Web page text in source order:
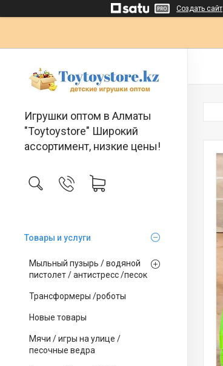
Создать сайт
Игрушки оптом в Алматы
"Toytoystore" Широкий
ассортимент, низкие цены!
Товары и услуги
Мыльный пузырь / водяной
пистолет / антистресс /песок
Трансформеры /роботы
Новые товары
Мячи / игры на улице /
песочные ведра